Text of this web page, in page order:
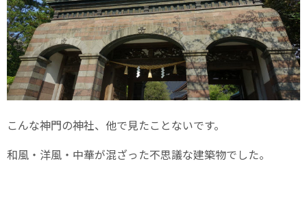
こんな神門の神社、他で見たことないです。
和風・洋風・中華が混ざった不思議な建築物でした。